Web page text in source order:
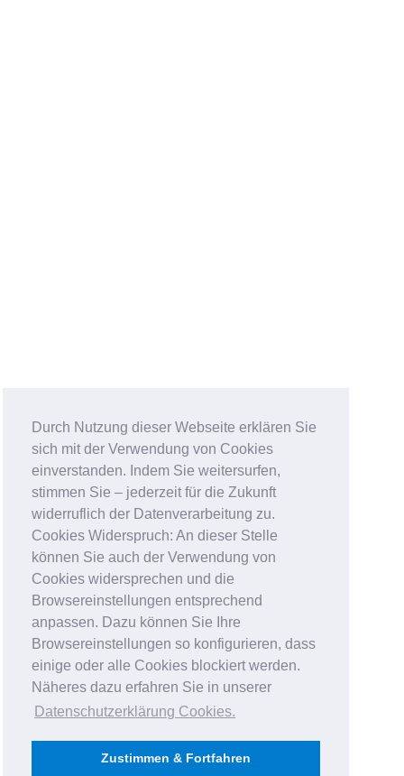
Durch Nutzung dieser Webseite erklären Sie
sich mit der Verwendung von Cookies
einverstanden. Indem Sie weitersurfen,
stimmen Sie – jederzeit für die Zukunft
widerruflich der Datenverarbeitung zu.
Cookies Widerspruch: An dieser Stelle
können Sie auch der Verwendung von
Cookies widersprechen und die
Browsereinstellungen entsprechend
anpassen. Dazu können Sie Ihre
Browsereinstellungen so konfigurieren, dass
einige oder alle Cookies blockiert werden.
Näheres dazu erfahren Sie in unserer
Datenschutzerklärung Cookies.
Zustimmen & Fortfahren